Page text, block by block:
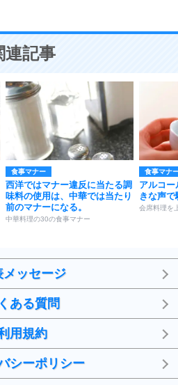
切。
連記事
食事マナー
西洋ではマナー違反に当たる調
味料の使用は、中華では当たり
前のマナーになる。
中華料理の30の食事マナー
食事マナ
アルコ
きな声
会席料理を
メッセージ
ある質問
用規約
シーポリシー